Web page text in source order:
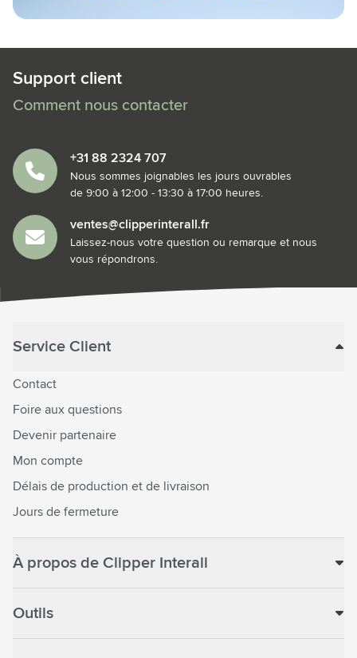
Support client
Comment nous contacter
+31 88 2324 707
Nous sommes joignables les jours ouvrables
de 9:00 à 12:00 - 13:30 à 17:00 heures.
ventes@clipperinterall.fr
Laissez-nous votre question ou remarque et nous
vous répondrons.
Service Client
Contact
Foire aux questions
Devenir partenaire
Mon compte
Délais de production et de livraison
Jours de fermeture
À propos de Clipper Interall
Outils